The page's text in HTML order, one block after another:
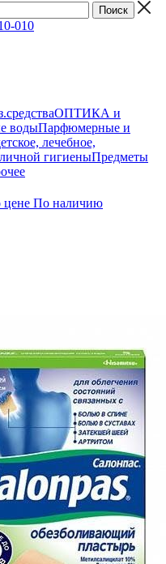
010
ОПТИКА и
водыПарфюмерные и
лечебное,
гигиеныПредметы
По наличию